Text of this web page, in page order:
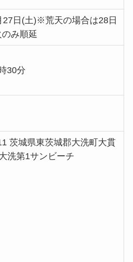
27日(土)※荒天の場合は28日
み順延
30分
茨城県東茨城郡大洗町大貫
洗第1サンビーチ